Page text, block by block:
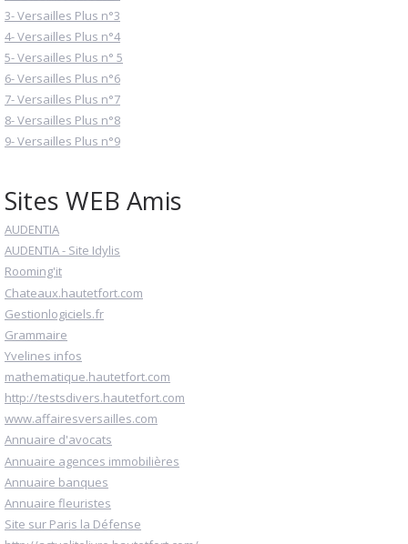
3- Versailles Plus n°3
4- Versailles Plus n°4
5- Versailles Plus n° 5
6- Versailles Plus n°6
7- Versailles Plus n°7
8- Versailles Plus n°8
9- Versailles Plus n°9
Sites WEB Amis
AUDENTIA
AUDENTIA - Site Idylis
Rooming'it
Chateaux.hautetfort.com
Gestionlogiciels.fr
Grammaire
Yvelines infos
mathematique.hautetfort.com
http://testsdivers.hautetfort.com
www.affairesversailles.com
Annuaire d'avocats
Annuaire agences immobilières
Annuaire banques
Annuaire fleuristes
Site sur Paris la Défense